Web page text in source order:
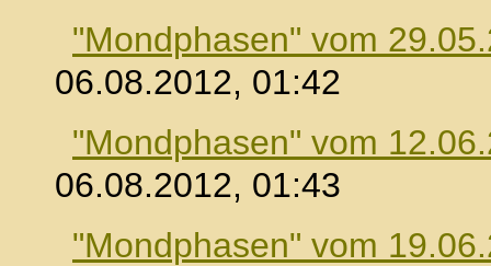
"Mondphasen" vom
06.08.2012, 01:42
"Mondphasen" vom
06.08.2012, 01:43
"Mondphasen" vom